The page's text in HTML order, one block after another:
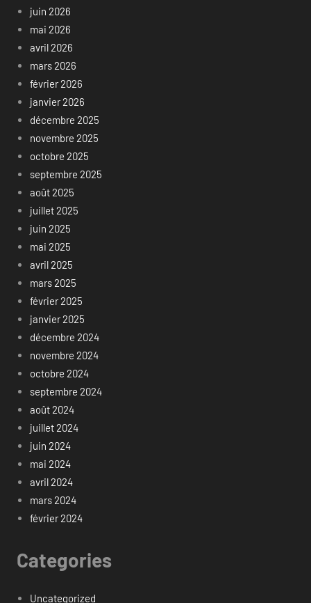
juin 2026
mai 2026
avril 2026
mars 2026
février 2026
janvier 2026
décembre 2025
novembre 2025
octobre 2025
septembre 2025
août 2025
juillet 2025
juin 2025
mai 2025
avril 2025
mars 2025
février 2025
janvier 2025
décembre 2024
novembre 2024
octobre 2024
septembre 2024
août 2024
juillet 2024
juin 2024
mai 2024
avril 2024
mars 2024
février 2024
Categories
Uncategorized